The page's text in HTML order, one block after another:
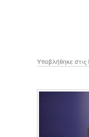
Υποβλήθηκε